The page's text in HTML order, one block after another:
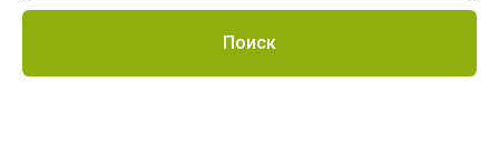
Поиск